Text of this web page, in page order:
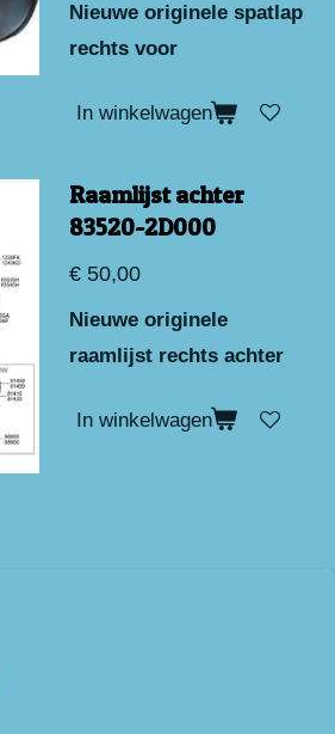
Nieuwe originele spatlap
rechts voor
In winkelwagen
Raamlijst achter
83520-2D000
€ 50,00
Nieuwe originele
raamlijst rechts achter
In winkelwagen